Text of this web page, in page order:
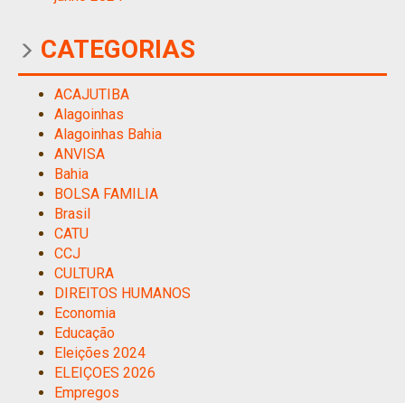
CATEGORIAS
ACAJUTIBA
Alagoinhas
Alagoinhas Bahia
ANVISA
Bahia
BOLSA FAMILIA
Brasil
CATU
CCJ
CULTURA
DIREITOS HUMANOS
Economia
Educação
Eleições 2024
ELEIÇOES 2026
Empregos